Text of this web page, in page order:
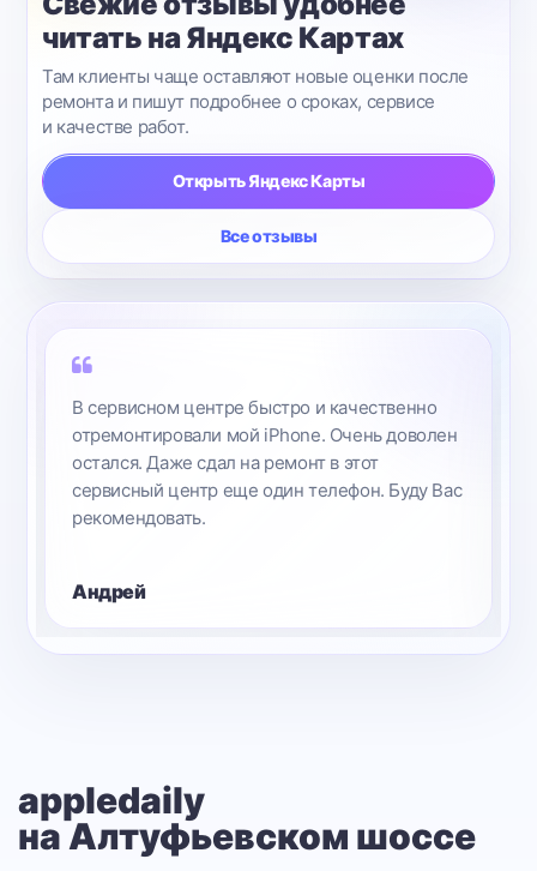
читать на Яндекс Картах
Там клиенты чаще оставляют новые оценки после
ремонта и пишут подробнее о сроках, сервисе
и качестве работ.
Открыть Яндекс Карты
Все отзывы
В сервисном центре быстро и качественно
отремонтировали мой iPhone. Очень доволен
остался. Даже сдал на ремонт в этот
сервисный центр еще один телефон. Буду Вас
рекомендовать.
Андрей
appledaily
на Алтуфьевском шоссе